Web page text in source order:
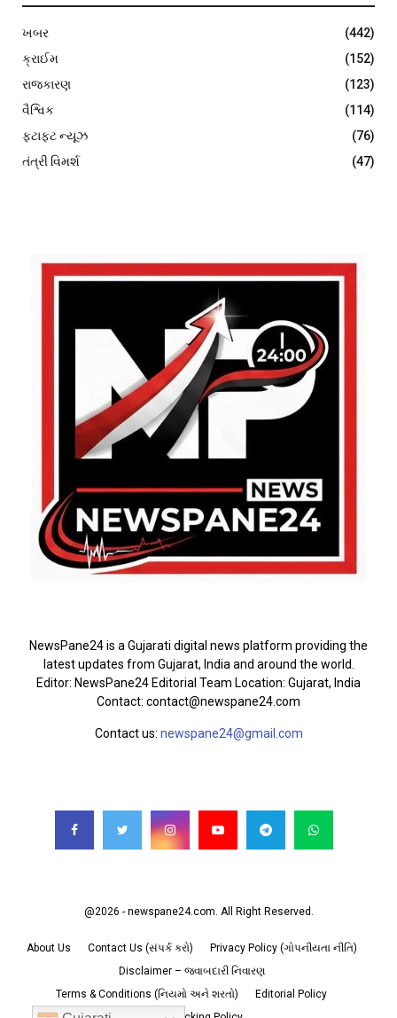
ખબર
(442)
ક્રાઈમ
(152)
રાજકારણ
(123)
વૈશ્વિક
(114)
ફટાફટ ન્યૂઝ
(76)
તંત્રી વિમર્શ
(47)
NewsPane24 is a Gujarati digital news platform providing the
latest updates from Gujarat, India and around the world.
Editor: NewsPane24 Editorial Team Location: Gujarat, India
Contact: contact@newspane24.com
Contact us: newspane24@gmail.com
@2026 - newspane24.com. All Right Reserved.
About Us Contact Us (સંપર્ક કરો)
Privacy Policy (ગોપનીયતા નીતિ)
Disclaimer – જવાબદારી નિવારણ
Terms & Conditions (નિયમો અને શરતો)
Editorial Policy